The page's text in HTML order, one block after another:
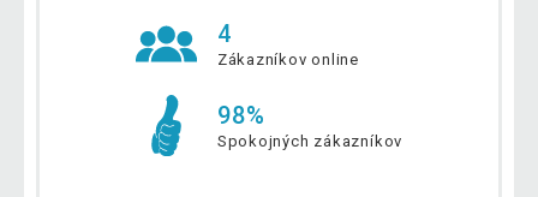
4
Zákazníkov online
98%
Spokojných zákazníkov